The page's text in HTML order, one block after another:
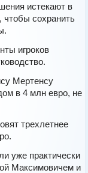
истекают в
чтобы сохранить
игроков
Мертенсу
в 4 млн евро, не
трехлетнее
уже практически
Максимовичем и